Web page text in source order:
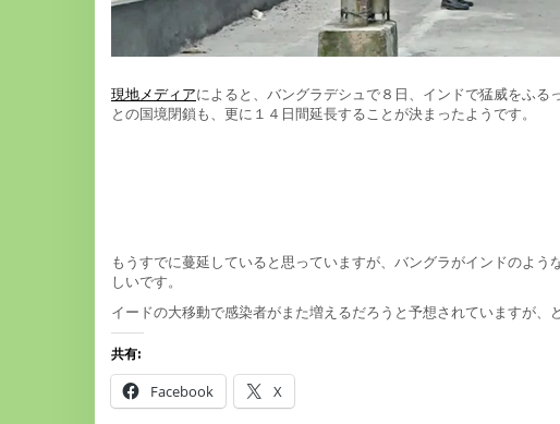
現地メディアによると、バングラデシュで８日、インドで猛威をふ
との国境閉鎖も、更に１４日間延長することが決まったようです。
もうすでに蔓延していると思っていますが、バングラがインドのよ
しいです。
イードの大移動で感染者がまた増えるだろうと予想されていますが、
共有:
Facebook X